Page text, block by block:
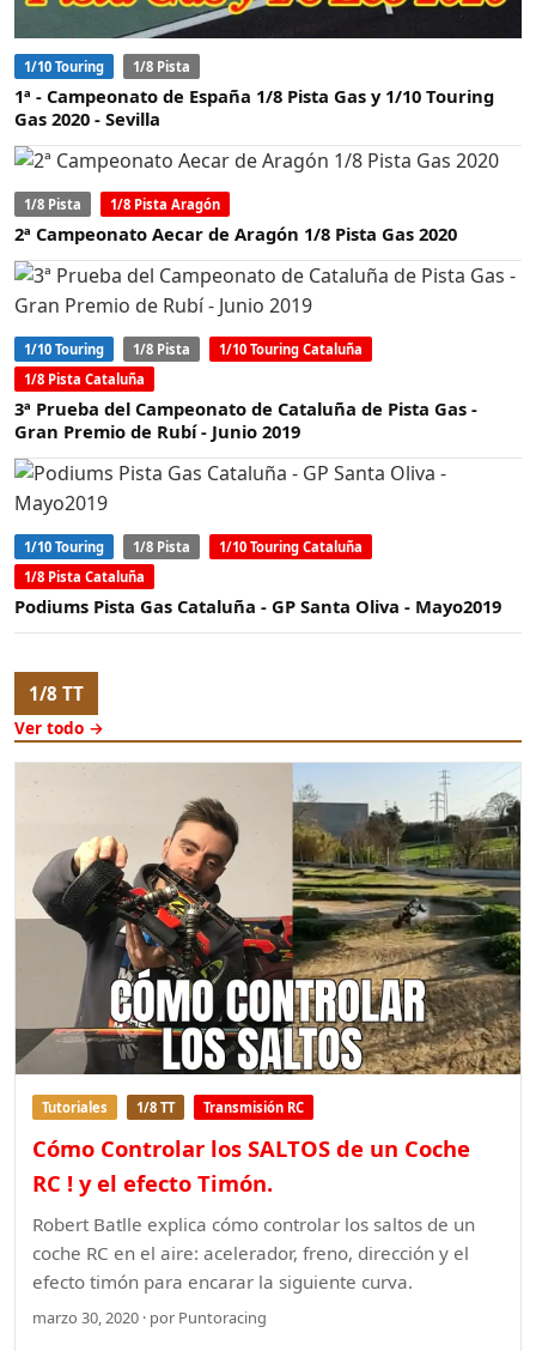
1/10 Touring 1/8 Pista
1ª - Campeonato de España 1/8 Pista Gas y 1/10 Touring
Gas 2020 - Sevilla
1/8 Pista 1/8 Pista Aragón
2ª Campeonato Aecar de Aragón 1/8 Pista Gas 2020
1/10 Touring 1/8 Pista
1/10 Touring Cataluña
1/8 Pista Cataluña
3ª Prueba del Campeonato de Cataluña de Pista Gas -
Gran Premio de Rubí - Junio 2019
1/10 Touring 1/8 Pista
1/10 Touring Cataluña
1/8 Pista Cataluña
Podiums Pista Gas Cataluña - GP Santa Oliva - Mayo2019
1/8 TT
Ver todo →
Tutoriales 1/8 TT Transmisión RC
Cómo Controlar los SALTOS de un Coche
RC ! y el efecto Timón.
Robert Batlle explica cómo controlar los saltos de un
coche RC en el aire: acelerador, freno, dirección y el
efecto timón para encarar la siguiente curva.
marzo 30, 2020 · por Puntoracing